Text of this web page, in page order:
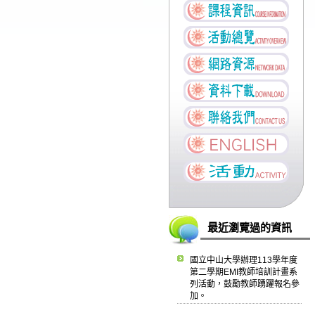
最近瀏覽過的資訊
國立中山大學辦理113學年度
第二學期EMI教師培訓計畫系
列活動，鼓勵教師踴躍報名參
加。